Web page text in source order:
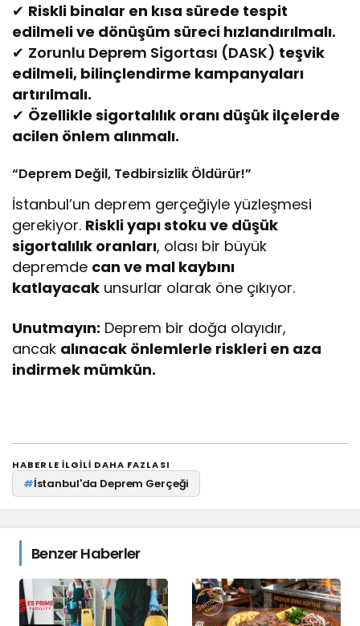
✔ Riskli binalar en kısa sürede tespit
edilmeli ve dönüşüm süreci hızlandırılmalı.
✔ Zorunlu Deprem Sigortası (DASK) teşvik
edilmeli, bilinçlendirme kampanyaları
artırılmalı.
✔ Özellikle sigortalılık oranı düşük ilçelerde
acilen önlem alınmalı.
“Deprem Değil, Tedbirsizlik Öldürür!”
İstanbul’un deprem gerçeğiyle yüzleşmesi
gerekiyor. Riskli yapı stoku ve düşük
sigortalılık oranları, olası bir büyük
depremde can ve mal kaybını
katlayacak unsurlar olarak öne çıkıyor.
Unutmayın: Deprem bir doğa olayıdır,
ancak alınacak önlemlerle riskleri en aza
indirmek mümkün.
HABERLE ILGILI DAHA FAZLASI
#İstanbul'da Deprem Gerçeği
Benzer Haberler